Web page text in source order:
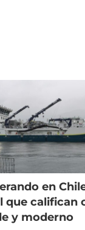
en
que califican
y moderno